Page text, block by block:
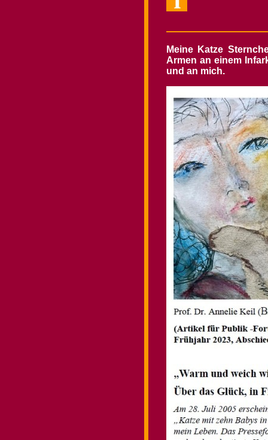
Meine Katze
Armen an einem
und an mich.